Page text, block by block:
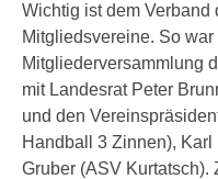
Wichtig ist dem
Mitgliedsvereine. So
Mitgliederversammlung
mit Landesrat Peter
und den
Handball 3 Zinnen),
Gruber (ASV